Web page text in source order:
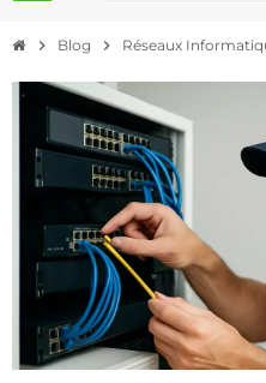
chevron_right Blog chevron_right Réseaux